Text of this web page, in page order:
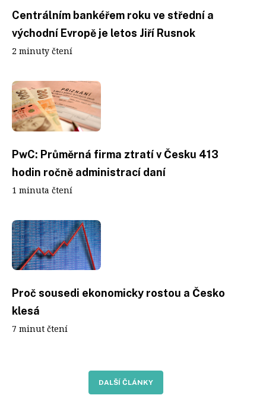
Centrálním bankéřem roku ve střední a
východní Evropě je letos Jiří Rusnok
2 minuty čtení
PwC: Průměrná firma ztratí v Česku 413
hodin ročně administrací daní
1 minuta čtení
Proč sousedi ekonomicky rostou a Česko
klesá
7 minut čtení
DALŠÍ ČLÁNKY